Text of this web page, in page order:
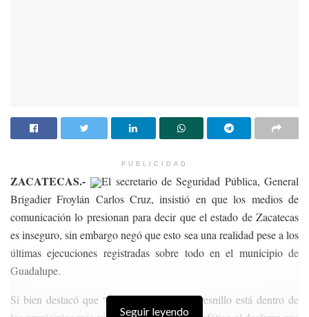
PUBLICIDAD
ZACATECAS.-
El secretario de Seguridad Pública, General
Brigadier Froylán Carlos Cruz, insistió en que los medios de
comunicación lo presionan para decir que el estado de Zacatecas
es inseguro, sin embargo negó que esto sea una realidad pese a los
últimas ejecuciones registradas sobre todo en el municipio de
Guadalupe.
Si bien destacó que “desgraciadamente” Fresnillo está dentro de
Seguir leyendo